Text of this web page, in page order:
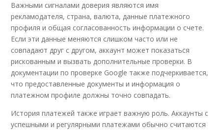
Важными сигналами доверия являются имя
рекламодателя, страна, валюта, данные платежного
профиля и общая согласованность информации о счете.
Если эти данные меняются слишком часто или не
совпадают друг с другом, аккаунт может показаться
рискованным и вызвать дополнительные проверки. В
документации по проверке Google также подчеркивается,
что предоставленные документы и информация о
платежном профиле должны точно совпадать.
История платежей также играет важную роль. Аккаунты с
успешными и регулярными платежами обычно считаются